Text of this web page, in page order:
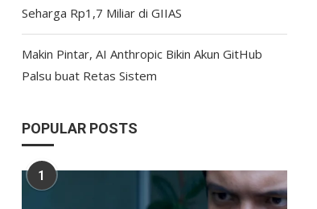
Seharga Rp1,7 Miliar di GIIAS
Makin Pintar, AI Anthropic Bikin Akun GitHub
Palsu buat Retas Sistem
POPULAR POSTS
1